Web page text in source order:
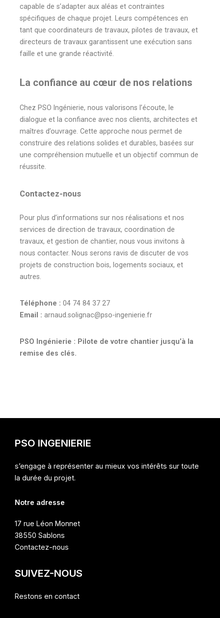
capable de s’adapter aux aléas et contraintes
spécifiques de chaque projet. Leurs compétences en
tant que coordinateurs de travaux, pilotes de travaux, et
directeurs de travaux garantissent une exécution sans
faille et une grande réactivité.
La confiance au cœur de nos relations
Chez PSO Ingénierie, nous valorisons l’écoute, le
dialogue et la confiance avec nos clients, architectes et
maîtres d’ouvrage. Cette approche nous permet de
construire des relations solides et durables, basées sur
une compréhension mutuelle et un objectif commun de
réussite.
Contactez-nous
Pour plus d’informations sur nos réalisations et nos
services de direction de travaux, coordination de
travaux, et gestion de chantier, nous vous invitons à
nous contacter. Nous serons ravis de discuter de vos
projets de construction bois, logements sociaux, et
autres.
Téléphone : 04 74 84 37 27
Email : arnaud.solignac@pso-ingenierie.fr
PSO Ingénierie : Pilote de votre chantier jusqu’à la
remise des clés.
PSO INGENIERIE
s’engage à représenter au mieux vos intérêts sur toute
la durée du projet.
Notre adresse
17 rue Léon Monnet
38550 Sablons
Contactez-nous
SUIVEZ-NOUS
Restons en contact